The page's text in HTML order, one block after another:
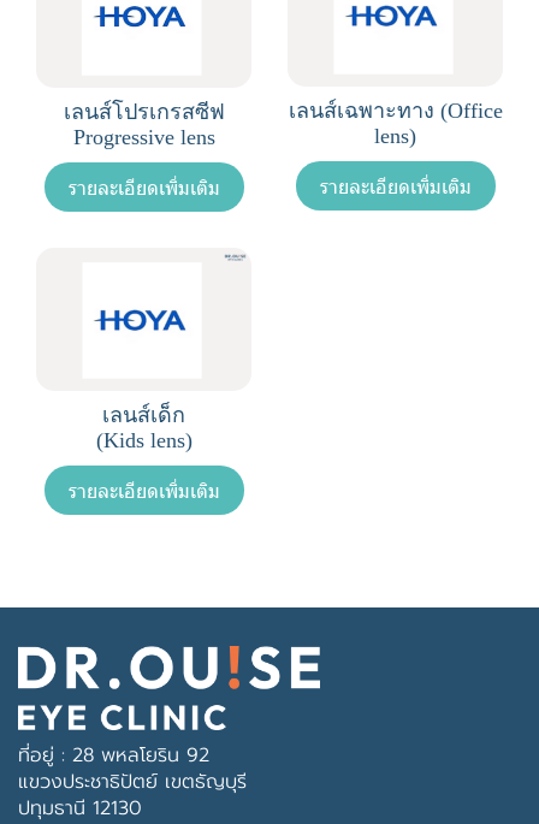
เลนส์โปรเกรสซีฟ
Progressive lens
รายละเอียดเพิ่มเติม
เลนส์เฉพาะทาง (Office
lens)
รายละเอียดเพิ่มเติม
เลนส์เด็ก
(Kids lens)
รายละเอียดเพิ่มเติม
ที่อยู่ : 28 พหลโยริน 92
แขวงประชาธิปัตย์ เขตธัญบุรี
ปทุมธานี 12130